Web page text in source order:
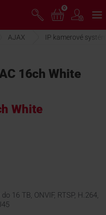
0
AJAX IP kamerové
16ch White
White
16 TB, ONVIF, RTSP, H.264,